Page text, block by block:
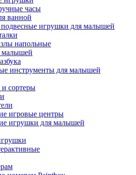
часы
ванной
игрушки для малышей
напольные
малышей
инструменты для малышей
сортеры
игровые центры
игрушки для малышей